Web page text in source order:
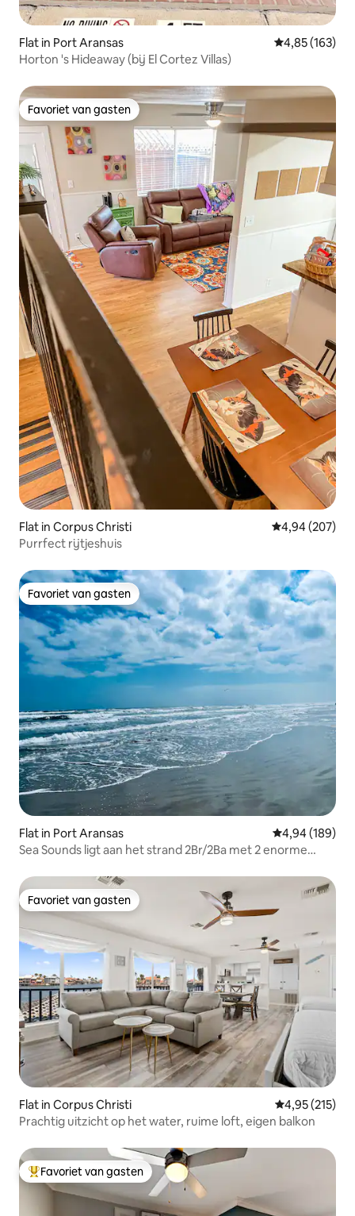
Flat in Port Aransas Gemiddelde
4,85 (163)
Horton 's Hideaway (bij El Cortez Villas)
Favoriet van gasten
Favoriet van gasten
Flat in Corpus Christi Gemiddelde
4,94 (207)
Purrfect rijtjeshuis
Favoriet van gasten
Favoriet van gasten
Flat in Port Aransas Gemiddelde
4,94 (189)
Sea Sounds ligt aan het strand 2Br/2Ba met 2 enorme
Favoriet van gasten
Favoriet van gasten
Flat in Corpus Christi Gemiddelde
4,95 (215)
Prachtig uitzicht op het water, ruime loft, eigen balkon
Topfavoriet van gasten
Favoriet van gasten